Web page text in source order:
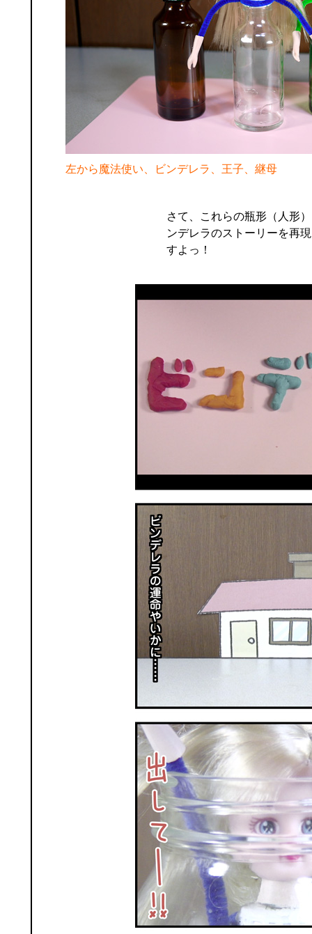
左から魔法使い、ビンデレラ、王子、継母
さて、これらの瓶形（人形
ンデレラのストーリーを再
すよっ！